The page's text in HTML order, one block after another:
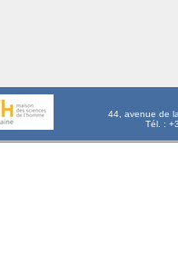
44, avenue de
Tél. :